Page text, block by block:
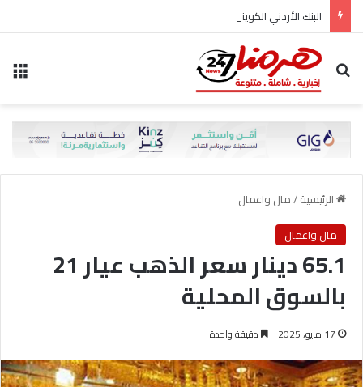
بحث عن
الرئيسية/مال واعمال
مال واعمال
65.1 دينار سعر الذهب عيار 21
بالسوق المحلية
17 مايو، 2025 دقيقة واحدة